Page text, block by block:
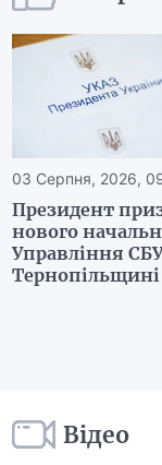
03 Серпня, 2026,
Президент
нового
Управління
Тернопільщині
Відео